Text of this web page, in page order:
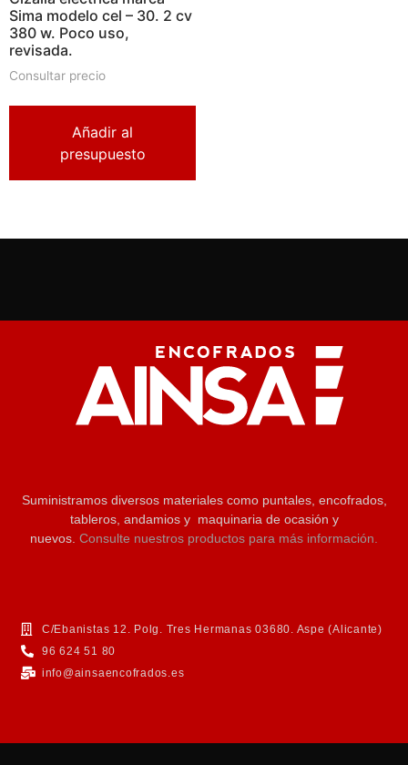
Sima modelo cel – 30. 2 cv
380 w. Poco uso,
revisada.
Consultar precio
Añadir al
presupuesto
Suministramos diversos materiales como puntales, encofrados,
tableros, andamios y maquinaria de ocasión y
nuevos. Consulte nuestros productos para más información.
C/Ebanistas 12. Polg. Tres Hermanas 03680. Aspe (Alicante)
96 624 51 80
info@ainsaencofrados.es